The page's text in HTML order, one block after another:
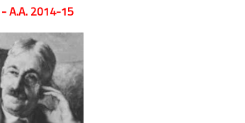
-A.A. 2014-15